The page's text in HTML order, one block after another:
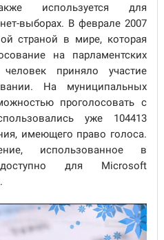
используется для
выборах. В феврале 2007
страной в мире, которая
на парламентских
приняло участие
На муниципальных
проголосовать с
уже 104413
имеющего право голоса.
использованное в
для Microsoft
Видеоплеер